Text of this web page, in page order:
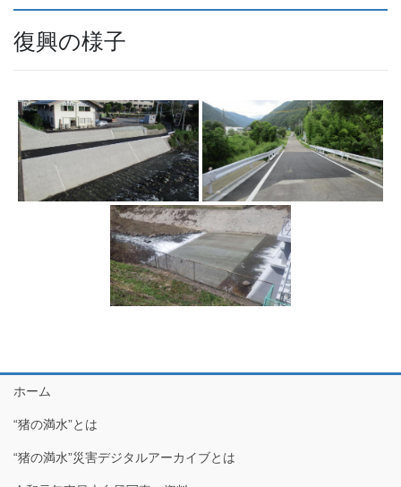
復興の様子
ホーム
“猪の満水”とは
“猪の満水”災害デジタルアーカイブとは